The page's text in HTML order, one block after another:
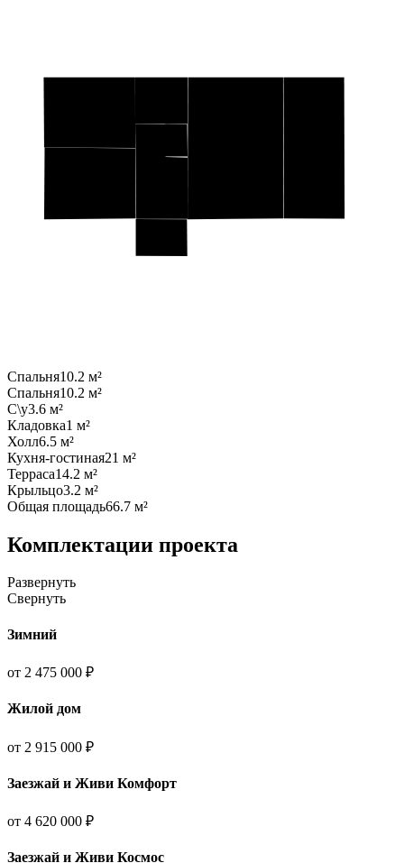
Спальня10.2 м²
Спальня10.2 м²
С\у3.6 м²
Кладовка1 м²
Холл6.5 м²
Кухня-гостиная21 м²
Терраса14.2 м²
Крыльцо3.2 м²
Общая площадь66.7 м²
Комплектации проекта
Развернуть
Свернуть
Зимний
от 2 475 000 ₽
Жилой дом
от 2 915 000 ₽
Заезжай и Живи Комфорт
от 4 620 000 ₽
Заезжай и Живи Космос